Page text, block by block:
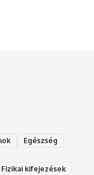
Egészség
Fizikai kifejezések